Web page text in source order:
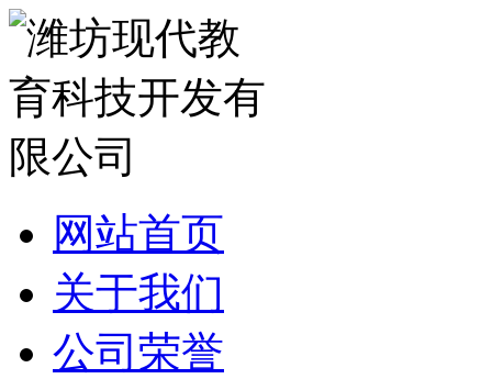
网站首页
关于我们
公司荣誉